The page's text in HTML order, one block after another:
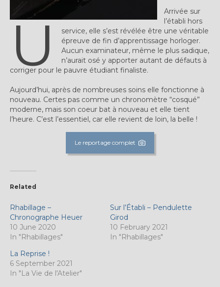
Exemple de tarifs manufacture
Outillage horloger
Expositions
Témoignages
A Propos
U
Arrivée sur
l’établi hors
service, elle s’est révélée être une véritable
épreuve de fin d’apprentissage horloger.
Aucun examinateur, même le plus sadique,
n’aurait osé y apporter autant de défauts à
corriger pour le pauvre étudiant finaliste.
Aujourd’hui, après de nombreuses soins elle fonctionne à
nouveau. Certes pas comme un chronomètre “cosqué”
moderne, mais son coeur bat à nouveau et elle tient
l’heure. C’est l’essentiel, car elle revient de loin, la belle !
Le reportage complet
Related
Rhabillage –
Chronographe Heuer
10 June 2020
In "Rhabillages"
Sur l’Établi – Pendulette
Girod
10 February 2021
In "Rhabillages"
La Reprise !
6 September 2021
In "La Vie de l'Atelier"